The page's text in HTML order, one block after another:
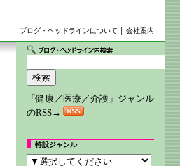
ブログ・ヘッドラインについて 会社案内
「健康／医療／介護」ジャンル
のRSS→
特設ジャンル